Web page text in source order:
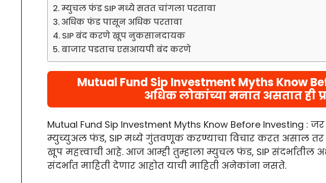
म्युचल फंड SIP मध्ये सतत चांगला परतावा
अधिक फंड पासून अधिक परतावा
SIP बंद करणे खूप नुकसानदायक
बाजार पडताच एसआयपी बंद करणे
Mutual Fund Sip Investment Myths Know
अधिक लोकांच्या मनात असतात ही
Mutual Fund Sip Investment Myths Know Before Investing :
म्युच्युअल फंड, SIP मध्ये गुंतवणूक करण्याचा विचार करत असाल तर
खूप महत्त्वाची आहे. आज आम्ही तुम्हाला म्युचल फंड, SIP संदर्भातील
संदर्भात माहिती देणार आहोत याची माहिती अनेकांना नसते.